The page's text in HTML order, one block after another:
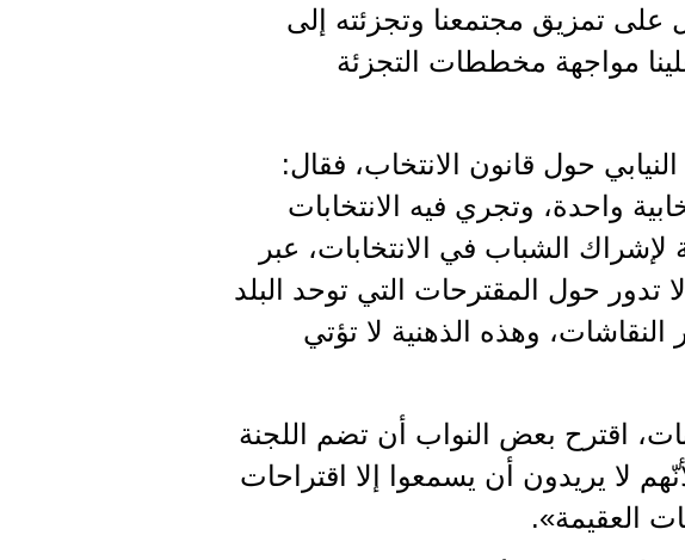
على تمزيق مجتمعنا وتجزئته إلى
مواجهة مخططات التجزئة
حول قانون الانتخاب، فقال:
واحدة، وتجري فيه الانتخابات
الشباب في الانتخابات، عبر
لا تدور حول المقترحات التي توحد البلد
وهذه الذهنية لا تؤتي
اقترح بعض النواب أن تضم اللجنة
لا يريدون أن يسمعوا إلا اقتراحات
العقيمة».